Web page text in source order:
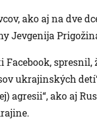
ako aj na dve
Jevgenija
ukrajinských
agresii“, ako aj